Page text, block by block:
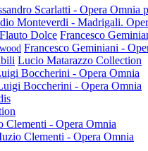
Scarlatti - Opera Omnia
Monteverdi - Madrigali.
Flauto Dolce Francesco
Francesco Geminiani -
Lucio Matarazzo Collection
Boccherini - Opera Omnia
Boccherini - Opera Omnia
Clementi - Opera Omnia
Clementi - Opera Omnia